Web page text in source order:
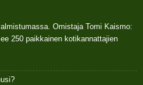
Omistaja Tomi Kaismo:
250 paikkainen kotikannattajien